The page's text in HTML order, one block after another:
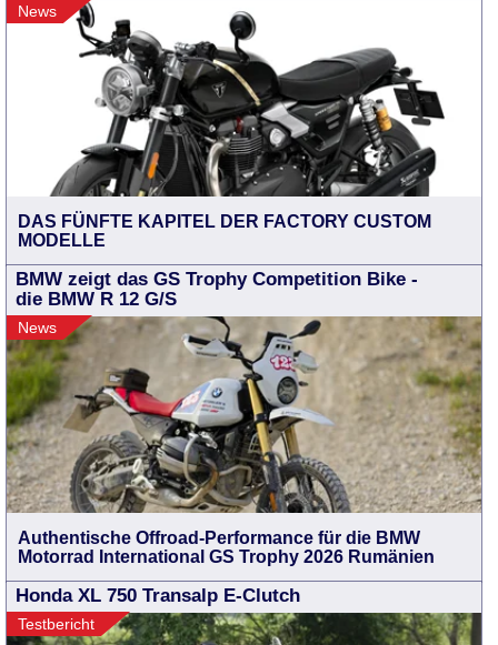
News
DAS FÜNFTE KAPITEL DER FACTORY CUSTOM
MODELLE
BMW zeigt das GS Trophy Competition Bike -
die BMW R 12 G/S
News
Authentische Offroad-Performance für die BMW
Motorrad International GS Trophy 2026 Rumänien
Honda XL 750 Transalp E-Clutch
Testbericht